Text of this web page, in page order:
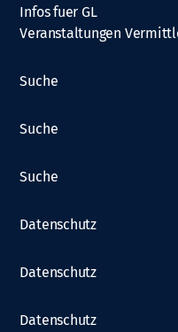
Infos fuer GL
Veranstaltungen
Suche
Suche
Suche
Datenschutz
Datenschutz
Datenschutz